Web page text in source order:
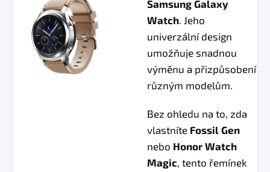
Samsung Galaxy
Watch. Jeho
univerzální design
umožňuje snadnou
výměnu a přizpůsobení
různým modelům.
Bez ohledu na to, zda
vlastníte Fossil Gen
nebo Honor Watch
Magic, tento řemínek